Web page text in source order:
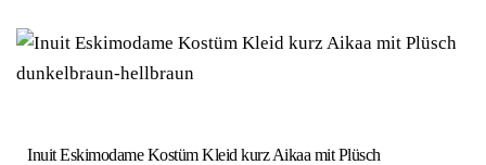
Inuit Eskimodame Kostüm Kleid kurz Aikaa mit Plüsch